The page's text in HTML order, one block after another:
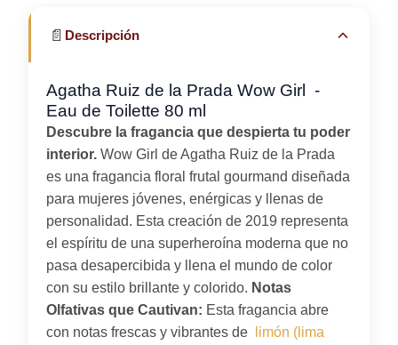
📄 Descripción
Agatha Ruiz de la Prada Wow Girl -
Eau de Toilette 80 ml
Descubre la fragancia que despierta tu poder
interior. Wow Girl de Agatha Ruiz de la Prada
es una fragancia floral frutal gourmand diseñada
para mujeres jóvenes, enérgicas y llenas de
personalidad. Esta creación de 2019 representa
el espíritu de una superheroína moderna que no
pasa desapercibida y llena el mundo de color
con su estilo brillante y colorido. Notas
Olfativas que Cautivan: Esta fragancia abre
con notas frescas y vibrantes de
limón (lima